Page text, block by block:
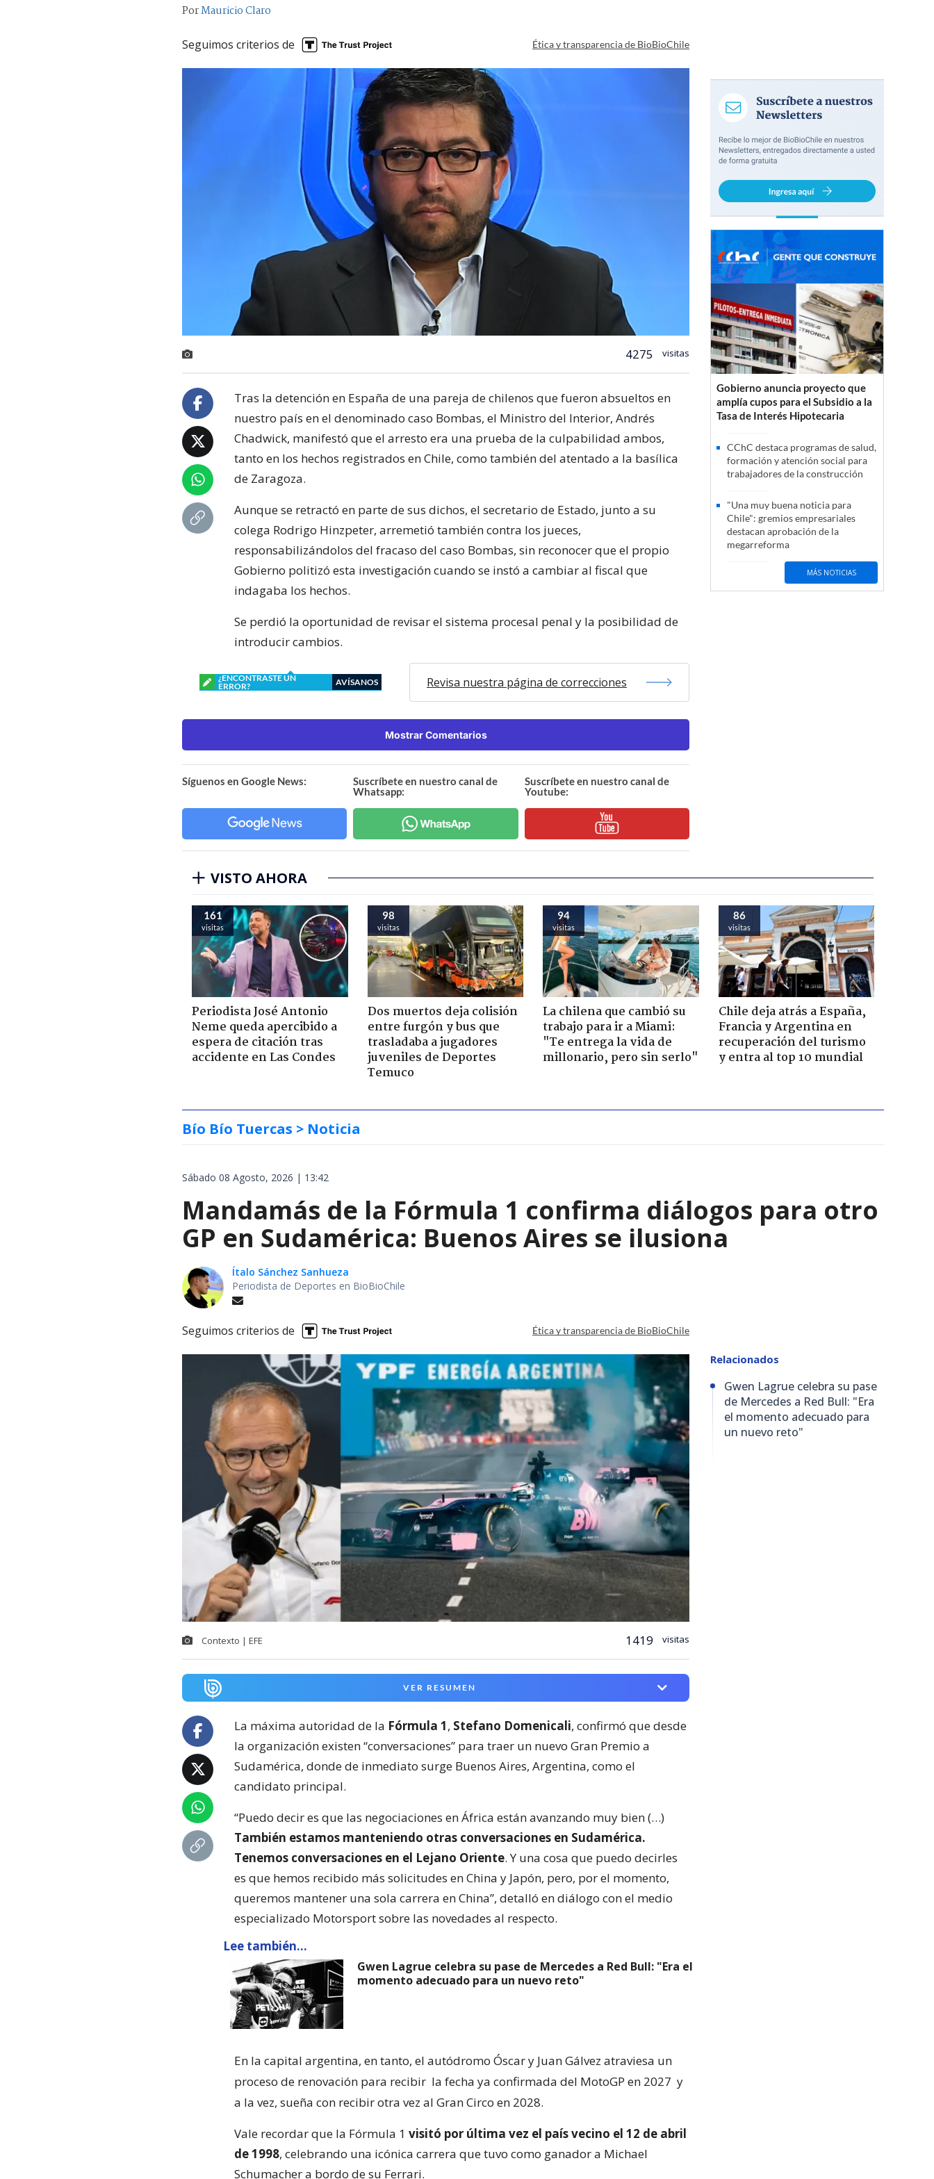
PorMauricio Claro
Seguimos criterios de Ética y transparencia de BioBioChile
4275 visitas
Tras la detención en España de una pareja de chilenos que fueron absueltos en
nuestro país en el denominado caso Bombas, el Ministro del Interior, Andrés
Chadwick, manifestó que el arresto era una prueba de la culpabilidad ambos,
tanto en los hechos registrados en Chile, como también del atentado a la basílica
de Zaragoza.
Aunque se retractó en parte de sus dichos, el secretario de Estado, junto a su
colega Rodrigo Hinzpeter, arremetió también contra los jueces,
responsabilizándolos del fracaso del caso Bombas, sin reconocer que el propio
Gobierno politizó esta investigación cuando se instó a cambiar al fiscal que
indagaba los hechos.
Se perdió la oportunidad de revisar el sistema procesal penal y la posibilidad de
introducir cambios.
¿ENCONTRASTE UN
ERROR?
AVÍSANOS Revisa nuestra página de correcciones
Mostrar Comentarios
Síguenos en Google News:
Suscríbete en nuestro canal de
Whatsapp:
Suscríbete en nuestro canal de
Youtube:
Gobierno anuncia proyecto que
amplía cupos para el Subsidio a la
Tasa de Interés Hipotecaria
CChC destaca programas de salud,
formación y atención social para
trabajadores de la construcción
"Una muy buena noticia para
Chile": gremios empresariales
destacan aprobación de la
megarreforma
MÁS NOTICIAS
VISTO AHORA
161
visitas
Periodista José Antonio
Neme queda apercibido a
espera de citación tras
accidente en Las Condes
98
visitas
Dos muertos deja colisión
entre furgón y bus que
trasladaba a jugadores
juveniles de Deportes
Temuco
94
visitas
La chilena que cambió su
trabajo para ir a Miami:
"Te entrega la vida de
millonario, pero sin serlo"
86
visitas
Chile deja atrás a España,
Francia y Argentina en
recuperación del turismo
y entra al top 10 mundial
Bío Bío Tuercas > Noticia
Sábado 08 Agosto, 2026 | 13:42
Mandamás de la Fórmula 1 confirma diálogos para otro
GP en Sudamérica: Buenos Aires se ilusiona
Ítalo Sánchez Sanhueza
Periodista de Deportes en BioBioChile
Seguimos criterios de Ética y transparencia de BioBioChile
Contexto | EFE 1419 visitas
VER RESUMEN
La máxima autoridad de la Fórmula 1, Stefano Domenicali, confirmó que desde
la organización existen “conversaciones” para traer un nuevo Gran Premio a
Sudamérica, donde de inmediato surge Buenos Aires, Argentina, como el
candidato principal.
“Puedo decir es que las negociaciones en África están avanzando muy bien (…)
También estamos manteniendo otras conversaciones en Sudamérica.
Tenemos conversaciones en el Lejano Oriente. Y una cosa que puedo decirles
es que hemos recibido más solicitudes en China y Japón, pero, por el momento,
queremos mantener una sola carrera en China”, detalló en diálogo con el medio
especializado Motorsport sobre las novedades al respecto.
Lee también...
Gwen Lagrue celebra su pase de Mercedes a Red Bull: "Era el
momento adecuado para un nuevo reto"
En la capital argentina, en tanto, el autódromo Óscar y Juan Gálvez atraviesa un
proceso de renovación para recibir la fecha ya confirmada del MotoGP en 2027 y
a la vez, sueña con recibir otra vez al Gran Circo en 2028.
Vale recordar que la Fórmula 1 visitó por última vez el país vecino el 12 de abril
de 1998, celebrando una icónica carrera que tuvo como ganador a Michael
Schumacher a bordo de su Ferrari.
Relacionados
Gwen Lagrue celebra su pase
de Mercedes a Red Bull: "Era
el momento adecuado para
un nuevo reto"